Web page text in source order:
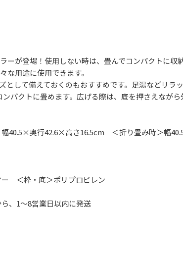
ーが登場！使用しない時は、畳んでコンパクトに収
な用途に使用できます。
として備えておくのもおすすめです。足湯などリラ
パクトに畳めます。広げる際は、底を押さえながら
40.5×奥行42.6×高さ16.5cm ＜折り畳み時＞幅
＜枠・底＞ポリプロピレン
、1～8営業日以内に発送